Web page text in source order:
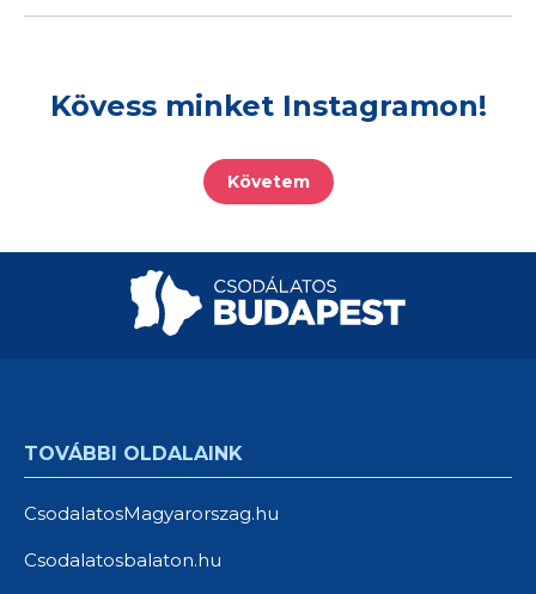
Kövess minket Instagramon!
Követem
TOVÁBBI OLDALAINK
CsodalatosMagyarorszag.hu
Csodalatosbalaton.hu